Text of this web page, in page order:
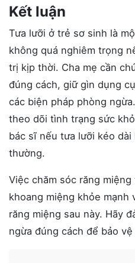
Kết luận
Tưa lưỡi ở trẻ sơ sinh là
không quá nghiêm trọng
trị kịp thời. Cha mẹ cần
đúng cách, giữ gìn dụng
các biện pháp phòng
theo dõi tình trạng sức
bác sĩ nếu tưa lưỡi kéo
thường.
Việc chăm sóc răng
khoang miệng khỏe mạnh
răng miệng sau này. Hãy
ngừa đúng cách để bảo